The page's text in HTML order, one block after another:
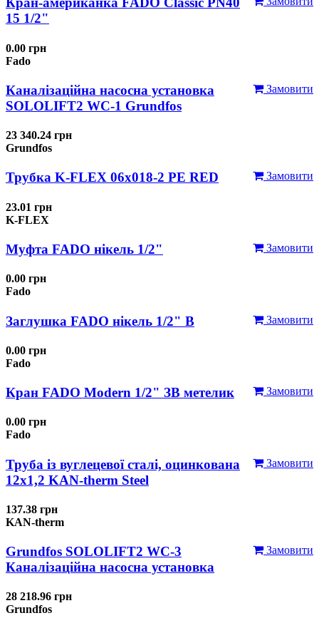
15 1/2"
0.00 грн
Fado
Замовити
Каналізаційна насосна установка
SOLOLIFT2 WC-1 Grundfos
23 340.24 грн
Grundfos
Замовити
Трубка K-FLEX 06x018-2 РЕ RED
23.01 грн
K-FLEX
Замовити
Муфта FADO нікель 1/2"
0.00 грн
Fado
Замовити
Заглушка FADO нікель 1/2" В
0.00 грн
Fado
Замовити
Кран FADO Modern 1/2" ЗВ метелик
0.00 грн
Fado
Замовити
Труба із вуглецевої сталі, оцинкована
12x1,2 KAN-therm Steel
137.38 грн
KAN-therm
Замовити
Grundfos SOLOLIFT2 WC-3
Каналізаційна насосна установка
28 218.96 грн
Grundfos